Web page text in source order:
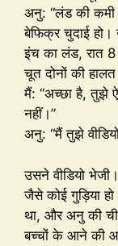
अनु: “लंड की कमी
बेफिक्र चुदाई हो।
इंच का लंड, रात
चूत दोनों की
मैं: “अच्छा है, तुझे
नहीं।”
अनु: “मैं तुझे
उसने वीडियो
जैसे कोई गुड़िया
था, और अनु की
बच्चों के आने की